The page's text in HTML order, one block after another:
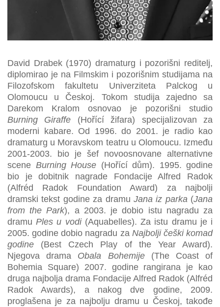
David Drabek (1970) dramaturg i pozorišni reditelj,
diplomirao je na Filmskim i pozorišnim studijama na
Filozofskom fakultetu Univerziteta Palckog u
Olomoucu u Českoj. Tokom studija zajedno sa
Darekom Kralom osnovao je pozorišni studio
Burning Giraffe (Hořící žifara) specijalizovan za
moderni kabare. Od 1996. do 2001. je radio kao
dramaturg u Moravskom teatru u Olomoucu. Između
2001-2003. bio je šef novoosnovane alternativne
scene Burning House (Hořící dům). 1995. godine
bio je dobitnik nagrade Fondacije Alfred Radok
(Alfréd Radok Foundation Award) za najbolji
dramski tekst godine za dramu Jana iz parka(Jana
from the Park), a 2003. je dobio istu nagradu za
dramuPles u vodi(Aquabelles). Za istu dramu je i
2005. godine dobio nagradu za Najbolji češki komad
godine (Best Czech Play of the Year Award).
Njegova drama Obala Bohemije(The Coast of
Bohemia Square) 2007. godine rangirana je kao
druga najbolja drama Fondacije Alfred Radok (Alfréd
Radok Awards), a nakog dve godine, 2009.
proglašena je za najbolju dramu u Českoj, takođe